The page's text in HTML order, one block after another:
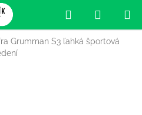
Hľadať
KOŠÍK
Grumman S3 ľahká športová